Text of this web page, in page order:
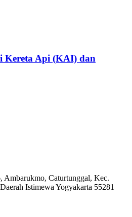
Kereta Api (KAI) dan
Ambarukmo, Caturtunggal, Kec.
Istimewa Yogyakarta 55281